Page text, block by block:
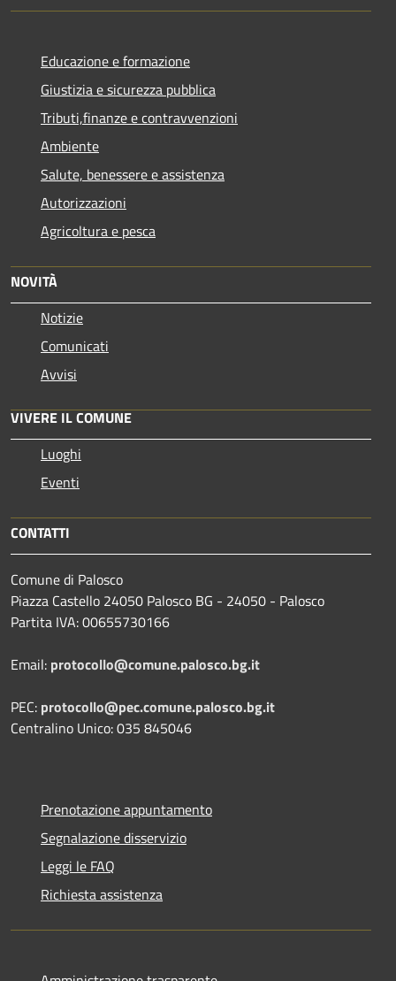
Educazione e formazione
Giustizia e sicurezza pubblica
Tributi,finanze e contravvenzioni
Ambiente
Salute, benessere e assistenza
Autorizzazioni
Agricoltura e pesca
NOVITÀ
Notizie
Comunicati
Avvisi
VIVERE IL COMUNE
Luoghi
Eventi
CONTATTI
Comune di Palosco
Piazza Castello 24050 Palosco BG - 24050 - Palosco
Partita IVA: 00655730166
Email: protocollo@comune.palosco.bg.it
PEC: protocollo@pec.comune.palosco.bg.it
Centralino Unico: 035 845046
Prenotazione appuntamento
Segnalazione disservizio
Leggi le FAQ
Richiesta assistenza